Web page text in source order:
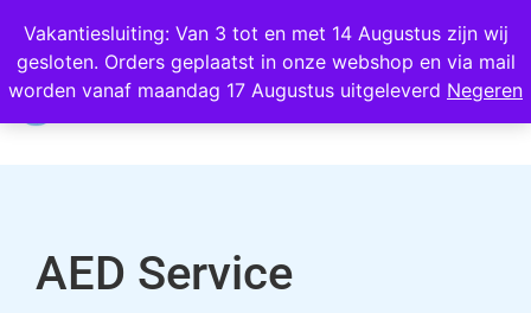
Vakantiesluiting: Van 3 tot en met 14 Augustus zijn wij
gesloten. Orders geplaatst in onze webshop en via mail
worden vanaf maandag 17 Augustus uitgeleverd Negeren
Wij scoren een 4,8 op Google
0
AED Service